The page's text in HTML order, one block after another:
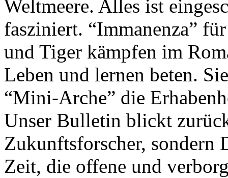
Weltmeere. Alles ist
fasziniert. “Immanenza”
und Tiger kämpfen im
Leben und lernen beten.
“Mini-Arche” die
Unser Bulletin blickt
Zukunftsforscher, sondern
Zeit, die offene und